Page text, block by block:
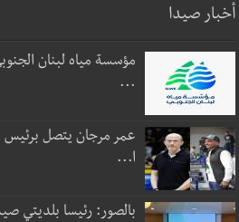
أخبار صيدا
مؤسسة مياه لبنان
...
عمر مرجان يتصل برئيس
ا...
بالصور: رئيسا بلديتي